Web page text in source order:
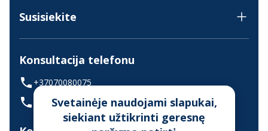
Susisiekite
Konsultacija telefonu
+37070080075
(skambinant iš užsienio +37068700300)
Svetainėje naudojami slapukai,
siekiant užtikrinti geresnę